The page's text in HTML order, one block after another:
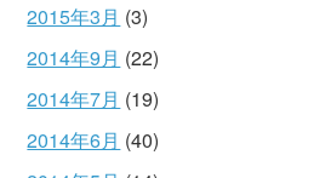
2015年3月 (3)
2014年9月 (22)
2014年7月 (19)
2014年6月 (40)